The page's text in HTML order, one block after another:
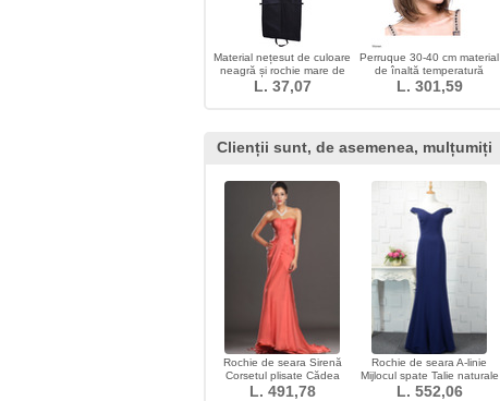
Material nețesut de culoare
neagră și rochie mare de
praf acopere punga de
mână rochie
L. 37,07
Perruque 30-40 cm material
de înaltă temperatură
scurtă drept adecvat pentru
femei
L. 301,59
Clienții sunt, de asemenea, mulțumiți
Rochie de seara Sirenă
Corsetul plisate Cădea
Coral Talie Scăzut
L. 491,78
Rochie de seara A-linie
Mijlocul spate Talie naturale
Cădea Banchet
L. 552,06